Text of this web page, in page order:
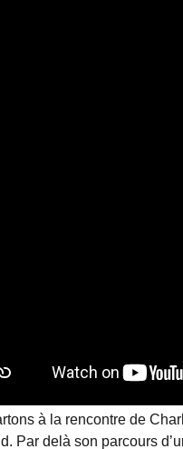
à la rencontre de
Par delà son parcours